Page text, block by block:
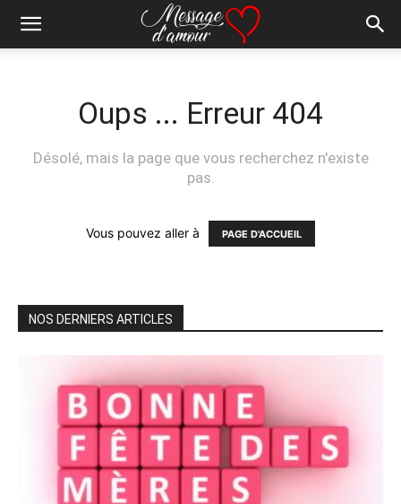
Oups ... Erreur 404
Désolé, mais la page que vous recherchez n'existe
pas.
Vous pouvez aller à PAGE D'ACCUEIL
NOS DERNIERS ARTICLES